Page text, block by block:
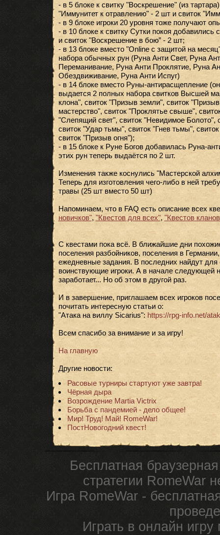
- в 5 блоке к свитку "Воскрешение" (из
"Иммунитет к отравлению" - 2 шт и свиток
- в 9 блоке игроки 20 уровня тоже получают
- в 10 блоке к свитку Сутки покоя добавились
и свиток "Воскрешение в бою” - 2 шт;
- в 13 блоке вместо "Online с защитой на
набора обычных рун (Руна Анти Свет, Руна
Переманивание, Руна Анти Проклятие, Руна
Обездвиживание, Руна Анти Испуг)
- в 14 блоке вместо Руны-антирасщепление
выдается 2 полных набора свитков Высшей
клона", свиток "Призыв земли", свиток
мастерство", свиток "Проклятье свыше",
"Слепящий свет", свиток "Невидимое Болото",
свиток "Удар тьмы", свиток "Гнев тьмы",
свиток "Призыв огня");
- в 15 блоке к Руне Богов добавилась Руна-
этих рун теперь выдаётся по 2 шт.
Изменения также коснулись "Мастерской
Теперь для изготовления чего-либо в ней
травы (25 шт вместо 50 шт)
Напоминаем, что в FAQ есть описание всех
новичков", "Квестов для всех", "Квестов
С квестами пока всё. В ближайшие дни
поселения разбойников, поселения в
ежедневные задания. В последних найдут
воинствующие игроки. А в начале следующей
заработает... Но об этом в другой раз.
И в завершение, приглашаем всех игроков
почитать интересную статьи о:
"Атака на виллу Sicarius": https://rpg-info.net/
Всем спасибо за внимание и за игру!
На главную
Другие новости:
Расовые турниры стартуют уже завтра!
Чёрная дыра
Возрождение Martia Victrix
Борьба с пандемией - дело общее!
Мир! Труд! Май! RomeWar!
ПостНовогодний квест!
Бесплатная
стратегии RomeWar
Игра RomeWar -
Играть в онлайн